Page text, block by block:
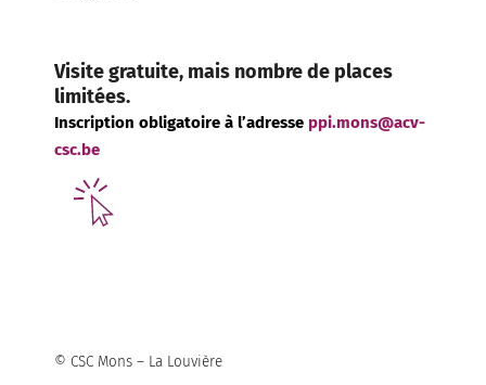
Visite gratuite, mais nombre de places
limitées.
Inscription obligatoire à l’adresse ppi.mons@acv-
csc.be
© CSC Mons – La Louvière